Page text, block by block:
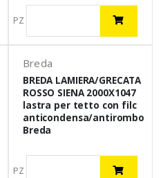
PZ
Breda
BREDA LAMIERA/GRECATA
ROSSO SIENA 2000X1047
lastra per tetto con filc
anticondensa/antirombo
Breda
PZ